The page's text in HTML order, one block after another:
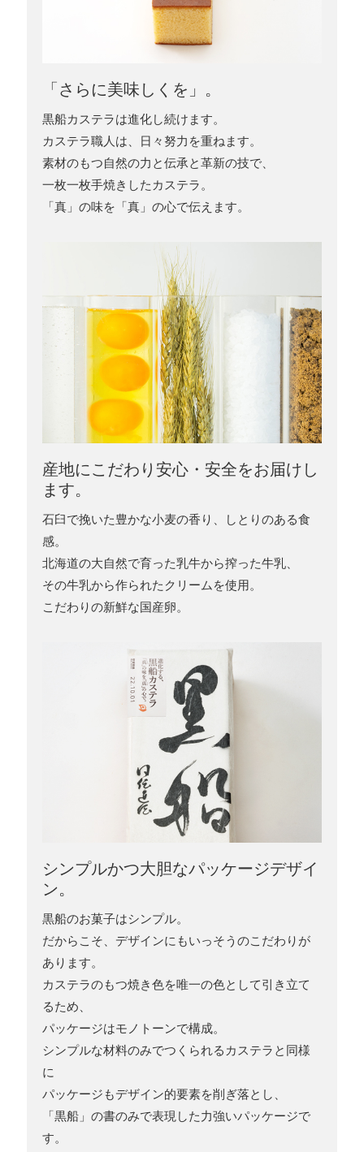
「さらに美味しくを」。
黒船カステラは進化し続けます。
カステラ職人は、日々努力を重ねます。
素材のもつ自然の力と伝承と革新の技で、
一枚一枚手焼きしたカステラ。
「真」の味を「真」の心で伝えます。
産地にこだわり安心・安全をお届けし
ます。
石臼で挽いた豊かな小麦の香り、しとりのある食
感。
北海道の大自然で育った乳牛から搾った牛乳、
その牛乳から作られたクリームを使用。
こだわりの新鮮な国産卵。
シンプルかつ大胆なパッケージデザイ
ン。
黒船のお菓子はシンプル。
だからこそ、デザインにもいっそうのこだわりが
あります。
カステラのもつ焼き色を唯一の色として引き立て
るため、
パッケージはモノトーンで構成。
シンプルな材料のみでつくられるカステラと同様
に
パッケージもデザイン的要素を削ぎ落とし、
「黒船」の書のみで表現した力強いパッケージで
す。